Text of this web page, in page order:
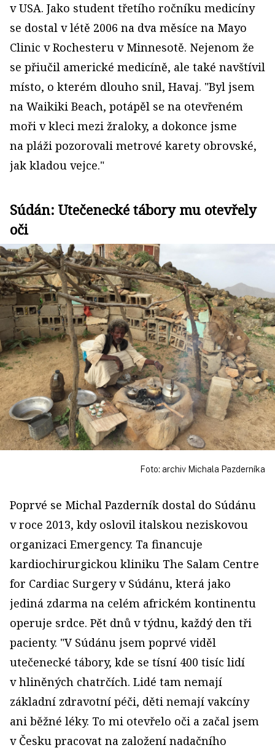
v USA. Jako student třetího ročníku medicíny
se dostal v létě 2006 na dva měsíce na Mayo
Clinic v Rochesteru v Minnesotě. Nejenom že
se přiučil americké medicíně, ale také navštívil
místo, o kterém dlouho snil, Havaj. "Byl jsem
na Waikiki Beach, potápěl se na otevřeném
moři v kleci mezi žraloky, a dokonce jsme
na pláži pozorovali metrové karety obrovské,
jak kladou vejce."
Súdán: Utečenecké tábory mu otevřely
oči
Foto: archiv Michala Pazderníka
Poprvé se Michal Pazderník dostal do Súdánu
v roce 2013, kdy oslovil italskou neziskovou
organizaci Emergency. Ta financuje
kardiochirurgickou kliniku The Salam Centre
for Cardiac Surgery v Súdánu, která jako
jediná zdarma na celém africkém kontinentu
operuje srdce. Pět dnů v týdnu, každý den tři
pacienty. "V Súdánu jsem poprvé viděl
utečenecké tábory, kde se tísní 400 tisíc lidí
v hliněných chatrčích. Lidé tam nemají
základní zdravotní péči, děti nemají vakcíny
ani běžné léky. To mi otevřelo oči a začal jsem
v Česku pracovat na založení nadačního